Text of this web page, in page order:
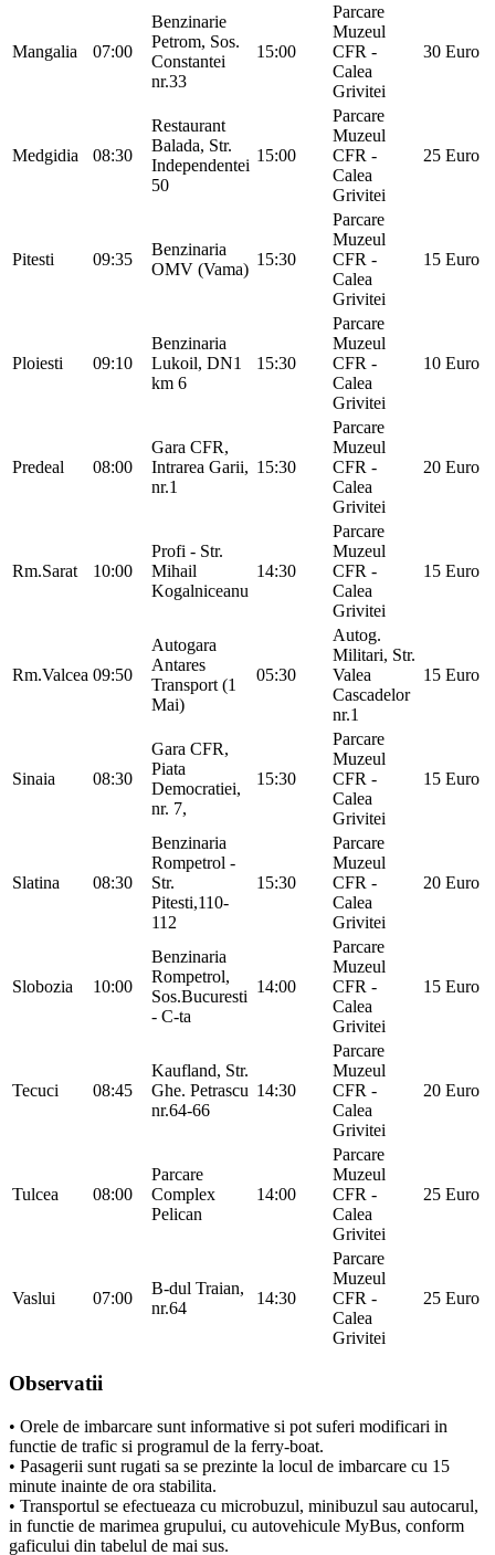
Mangalia 07:00
Benzinarie
Petrom, Sos.
Constantei
nr.33
15:00
Parcare
Muzeul
CFR -
Calea
Grivitei
30 Euro
Medgidia 08:30
Restaurant
Balada, Str.
Independentei
50
15:00
Parcare
Muzeul
CFR -
Calea
Grivitei
25 Euro
Pitesti 09:35
Benzinaria
OMV (Vama)
15:30
Parcare
Muzeul
CFR -
Calea
Grivitei
15 Euro
Ploiesti 09:10
Benzinaria
Lukoil, DN1
km 6
15:30
Parcare
Muzeul
CFR -
Calea
Grivitei
10 Euro
Predeal 08:00
Gara CFR,
Intrarea Garii,
nr.1
15:30
Parcare
Muzeul
CFR -
Calea
Grivitei
20 Euro
Rm.Sarat 10:00
Profi - Str.
Mihail
Kogalniceanu
14:30
Parcare
Muzeul
CFR -
Calea
Grivitei
15 Euro
Rm.Valcea 09:50
Autogara
Antares
Transport (1
Mai)
05:30
Autog.
Militari, Str.
Valea
Cascadelor
nr.1
15 Euro
Sinaia 08:30
Gara CFR,
Piata
Democratiei,
nr. 7,
15:30
Parcare
Muzeul
CFR -
Calea
Grivitei
15 Euro
Slatina 08:30
Benzinaria
Rompetrol -
Str.
Pitesti,110-
112
15:30
Parcare
Muzeul
CFR -
Calea
Grivitei
20 Euro
Slobozia 10:00
Benzinaria
Rompetrol,
Sos.Bucuresti
- C-ta
14:00
Parcare
Muzeul
CFR -
Calea
Grivitei
15 Euro
Tecuci 08:45
Kaufland, Str.
Ghe. Petrascu
nr.64-66
14:30
Parcare
Muzeul
CFR -
Calea
Grivitei
20 Euro
Tulcea 08:00
Parcare
Complex
Pelican
14:00
Parcare
Muzeul
CFR -
Calea
Grivitei
25 Euro
Vaslui 07:00
B-dul Traian,
nr.64
14:30
Parcare
Muzeul
CFR -
Calea
Grivitei
25 Euro
Observatii
• Orele de imbarcare sunt informative si pot suferi modificari in
functie de trafic si programul de la ferry-boat.
• Pasagerii sunt rugati sa se prezinte la locul de imbarcare cu 15
minute inainte de ora stabilita.
• Transportul se efectueaza cu microbuzul, minibuzul sau autocarul,
in functie de marimea grupului, cu autovehicule MyBus, conform
gaficului din tabelul de mai sus.